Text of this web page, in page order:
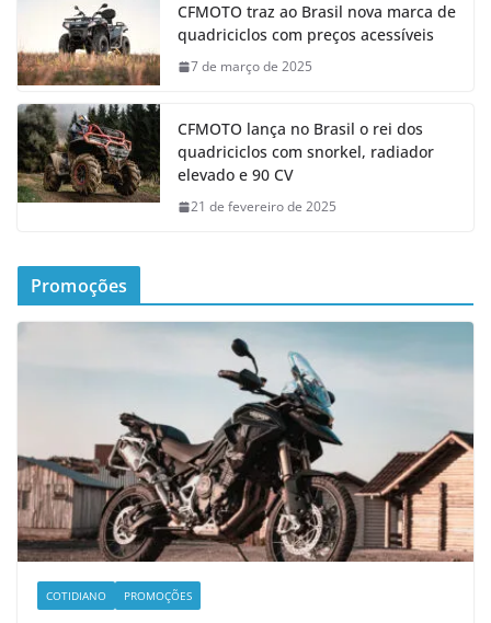
CFMOTO traz ao Brasil nova marca de
quadriciclos com preços acessíveis
7 de março de 2025
CFMOTO lança no Brasil o rei dos
quadriciclos com snorkel, radiador
elevado e 90 CV
21 de fevereiro de 2025
Promoções
COTIDIANO PROMOÇÕES